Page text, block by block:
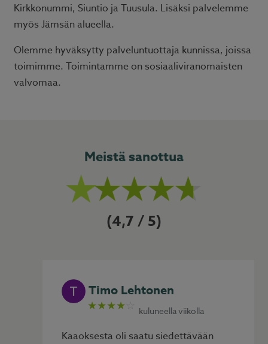
Kirkkonummi, Siuntio ja Tuusula. Lisäksi palvelemme
myös Jämsän alueella.
Olemme hyväksytty palveluntuottaja kunnissa, joissa
toimimme. Toimintamme on sosiaaliviranomaisten
valvomaa.
Meistä sanottua
4,7
Timo Lehtonen
★★★★ kuluneella viikolla
Kaaoksesta oli saatu siedettävään